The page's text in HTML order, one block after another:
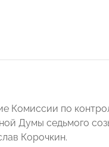
Комиссии по
Думы седьмого
Корочкин.